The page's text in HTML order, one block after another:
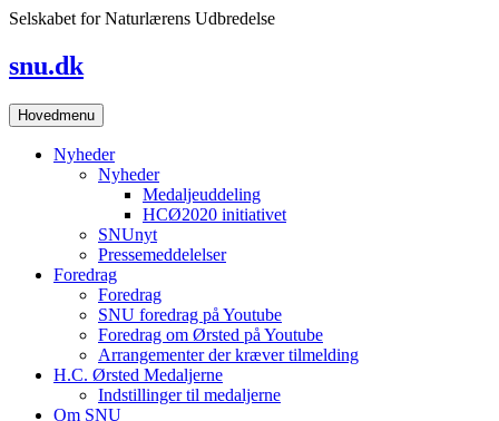
Skip
Selskabet for Naturlærens Udbredelse
snu.dk
Hovedmenu
Nyheder
Nyheder
Medaljeuddeling
HCØ2020 initiativet
SNUnyt
Pressemeddelelser
Foredrag
Foredrag
SNU foredrag på Youtube
Foredrag om Ørsted på Youtube
Arrangementer der kræver tilmelding
H.C. Ørsted Medaljerne
Indstillinger til medaljerne
Om SNU